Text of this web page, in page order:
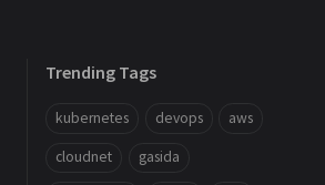
Trending Tags
kubernetes devops aws
cloudnet gasida